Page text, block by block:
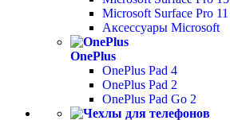
Microsoft Surface Pro 11
Аксессуары Microsoft
OnePlus
OnePlus Pad 4
OnePlus Pad 2
OnePlus Pad Go 2